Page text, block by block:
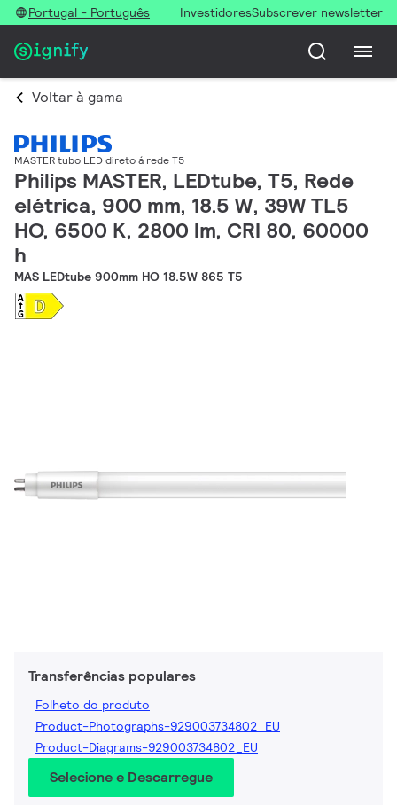
Portugal - Português InvestidoresSubscrever newsletter
Voltar à gama
MASTER tubo LED direto á rede T5
Philips MASTER, LEDtube, T5, Rede
elétrica, 900 mm, 18.5 W, 39W TL5
HO, 6500 K, 2800 lm, CRI 80, 60000
h
MAS LEDtube 900mm HO 18.5W 865 T5
Transferências populares
Folheto do produto
Product-Photographs-929003734802_EU
Product-Diagrams-929003734802_EU
Selecione e Descarregue